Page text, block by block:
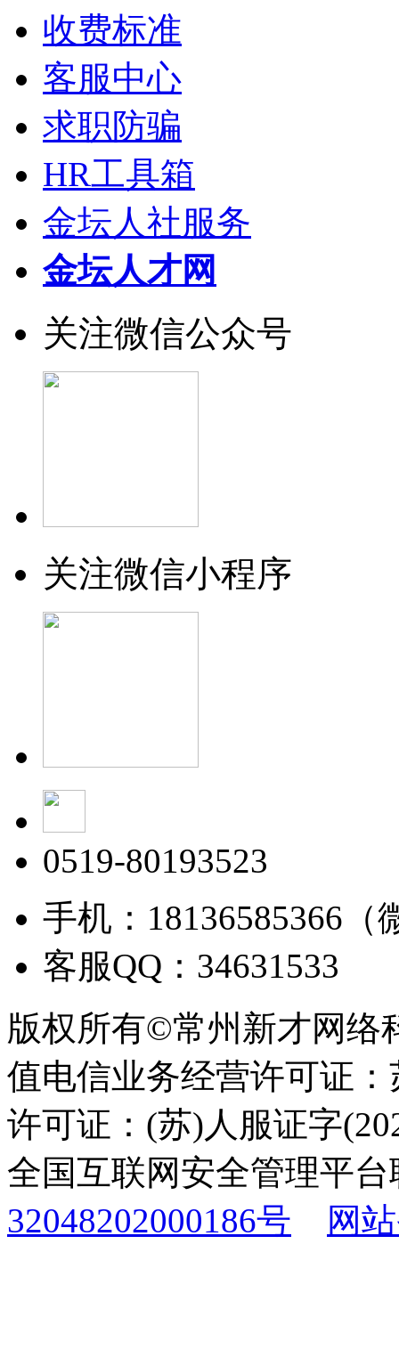
收费标准
客服中心
求职防骗
HR工具箱
金坛人社服务
金坛人才网
关注微信公众号
关注微信小程序
0519-80193523
手机：18136585366（
客服QQ：34631533
版权所有©常州新才网络
值电信业务经营许可证
许可证：(苏)人服证字
全国互联网安全管理平
32048202000186号
网